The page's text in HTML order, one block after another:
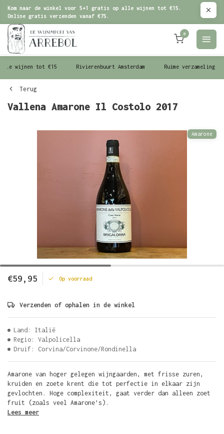
Kom naar de winkel voor 5+1 gratis op alle wijnen tot €15.
Online gratis verzenden vanaf €75.
0
wijnen tot €15 Rivierenbuurt Amsterdam Ruime verzameling
Terug
Vallena Amarone Il Costolo 2017
Amarone
€59,95 Op voorraad
Verzenden of ophalen in de winkel
Land: Italië
Regio: Valpolicella
Druif: Corvina/Corvinone/Rondinella
Amarone van hoger gelegen wijngaarden, met frisse zuren,
kruiden en zoete krent die tot perfectie in elkaar zijn
gevlochten. Hoge complexiteit, gaat verder dan alleen zoet
fruit (zoals veel Amarone’s).
Lees meer